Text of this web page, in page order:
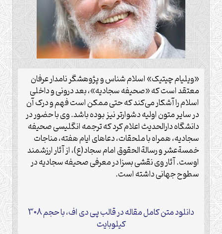
«ویلیام چیتیک» اسلام شناس و پژوهشگر نامدار عرفان
معتقد است که «صحیفه سجادیه»، بعد درونی و داخلی
اسلام را آشکار می‌کند که حتی ممکن است فهم و درک آن
در سایر متون اولیه دشوارتر نیز بوده باشد. وی با حضور در
دانشگاه دارالحدیث اعلام کرد که ترجمه انگلیسی صحیفه
سجادیه، همراه با ملحقات، دعاهای ایام هفته، مناجات
خمسةعشر و رسالةالحقوق امام سجاد(ع)، از آثار ارزشمند
اوست. آثار وی نقشی بسزا در معرفی صحیفه سجادیه در
سطوح جهانی داشته است.
دانلود متن کامل مقاله در قالب پی دی اف، با حجم 308
کیلوبایت